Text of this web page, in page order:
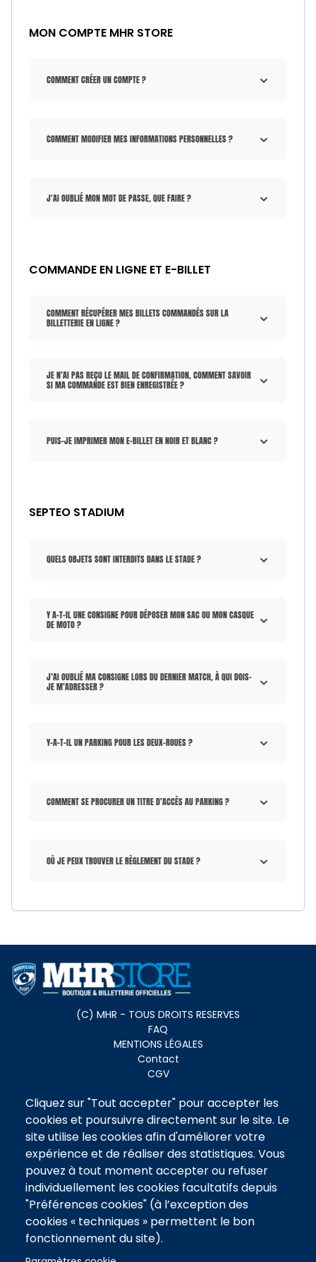
MON COMPTE MHR STORE
COMMENT CRÉER UN COMPTE ?
COMMENT MODIFIER MES INFORMATIONS PERSONNELLES ?
J'AI OUBLIÉ MON MOT DE PASSE, QUE FAIRE ?
COMMANDE EN LIGNE ET E-BILLET
COMMENT RÉCUPÉRER MES BILLETS COMMANDÉS SUR LA
BILLETTERIE EN LIGNE ?
JE N’AI PAS REÇU LE MAIL DE CONFIRMATION, COMMENT SAVOIR
SI MA COMMANDE EST BIEN ENREGISTRÉE ?
PUIS-JE IMPRIMER MON E-BILLET EN NOIR ET BLANC ?
SEPTEO STADIUM
QUELS OBJETS SONT INTERDITS DANS LE STADE ?
Y A-T-IL UNE CONSIGNE POUR DÉPOSER MON SAC OU MON CASQUE
DE MOTO ?
J’AI OUBLIÉ MA CONSIGNE LORS DU DERNIER MATCH, À QUI DOIS-
JE M’ADRESSER ?
Y-A-T-IL UN PARKING POUR LES DEUX-ROUES ?
COMMENT SE PROCURER UN TITRE D’ACCÈS AU PARKING ?
OÙ JE PEUX TROUVER LE RÈGLEMENT DU STADE ?
Cliquez sur "Tout accepter" pour accepter les
cookies et poursuivre directement sur le site. Le
site utilise les cookies afin d'améliorer votre
expérience et de réaliser des statistiques. Vous
pouvez à tout moment accepter ou refuser
individuellement les cookies facultatifs depuis
"Préférences cookies" (à l’exception des
cookies « techniques » permettent le bon
fonctionnement du site).
(C) MHR - TOUS DROITS RESERVES
FAQ
MENTIONS LÉGALES
Contact
CGV
page
BILLETTERIE
OVALIE PITCHOU
BOUTIQUE
TENUE DE MATCH
LIFESTYLE
ENTRAINEMENT
ACCESSOIRES
NOS OFFRES
PLACES AU MATCH
OVALIE PITCHOUS
OFFRE ÉTUDIANTE